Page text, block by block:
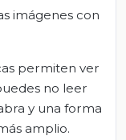
imágenes con
permiten ver
no leer
y una forma
amplio.